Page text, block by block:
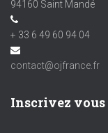
94160 Saint Mandé
+ 33 6 49 60 94 04
contact@ojfrance.fr
Inscrivez